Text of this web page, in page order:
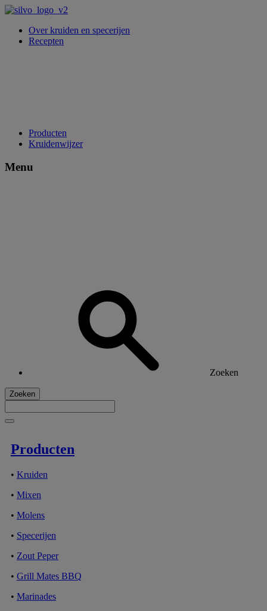
Over kruiden en specerijen
Recepten
Producten
Kruidenwijzer
Menu
Zoeken
Zoeken
Producten
• Kruiden
• Mixen
• Molens
• Specerijen
• Zout Peper
• Grill Mates BBQ
• Marinades